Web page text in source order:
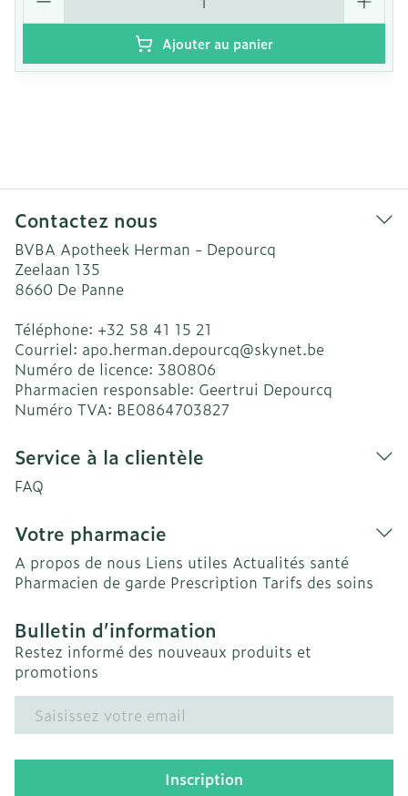
Ajouter au panier
Contactez nous
BVBA Apotheek Herman - Depourcq
Zeelaan 135
8660 De Panne
Téléphone: +32 58 41 15 21
Courriel: apo.herman.depourcq@skynet.be
Numéro de licence: 380806
Pharmacien responsable: Geertrui Depourcq
Numéro TVA: BE0864703827
Service à la clientèle
FAQ
Votre pharmacie
A propos de nous Liens utiles Actualités santé
Pharmacien de garde Prescription Tarifs des soins
Bulletin d’information
Restez informé des nouveaux produits et
promotions
Adresse mail
Inscription